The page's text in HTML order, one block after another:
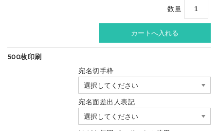
数量
500枚印刷
宛名切手枠
宛名面差出人表記